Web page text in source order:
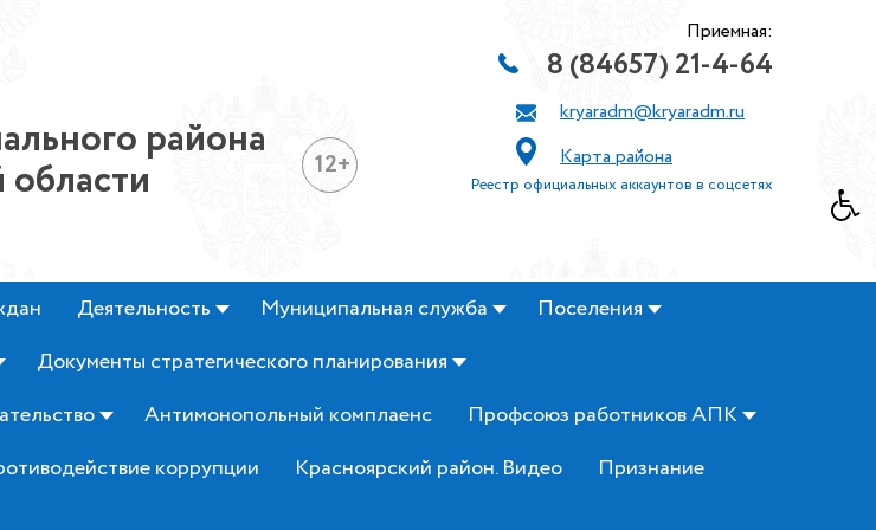
района 12+
Приемная:
8 (84657) 21-4-64
kryaradm@kryaradm.ru
Карта района
Реестр официальных аккаунтов в соцсетях
Деятельность Муниципальная служба
Поселения
Документы стратегического планирования
Антимонопольный комплаенс
Профсоюз работников АПК
коррупции Красноярский район. Видео
Признание